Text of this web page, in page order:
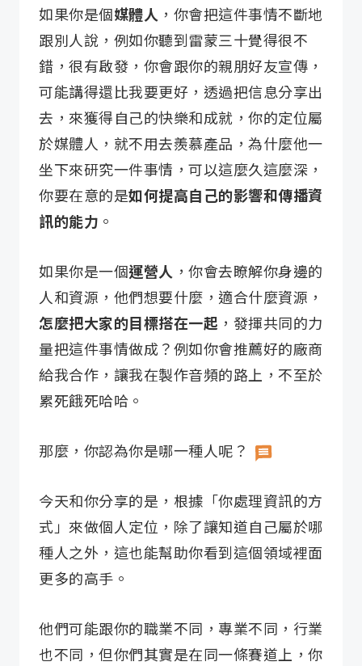
如果你是個媒體人 ，你會把這件事情不斷地
跟別人說，例如你聽到雷蒙三十覺得很不
錯，很有啟發，你會跟你的親朋好友宣傳，
可能講得還比我要更好，透過把信息分享出
去，來獲得自己的快樂和成就，你的定位屬
於媒體人，就不用去羨慕產品，為什麼他一
坐下來研究一件事情，可以這麼久這麼深，
你要在意的是如何提高自己的影響和傳播資
訊的能力 。
如果你是一個運營人 ，你會去瞭解你身邊的
人和資源，他們想要什麼，適合什麼資源，
怎麼把大家的目標搭在一起 ，發揮共同的力
量把這件事情做成？例如你會推薦好的廠商
給我合作，讓我在製作音頻的路上，不至於
累死餓死哈哈。
那麼，你認為你是哪一種人呢？
今天和你分享的是，根據「你處理資訊的方
式」來做個人定位，除了讓知道自己屬於哪
種人之外，這也能幫助你看到這個領域裡面
更多的高手。
他們可能跟你的職業不同，專業不同，行業
也不同，但你們其實是在同一條賽道上，你